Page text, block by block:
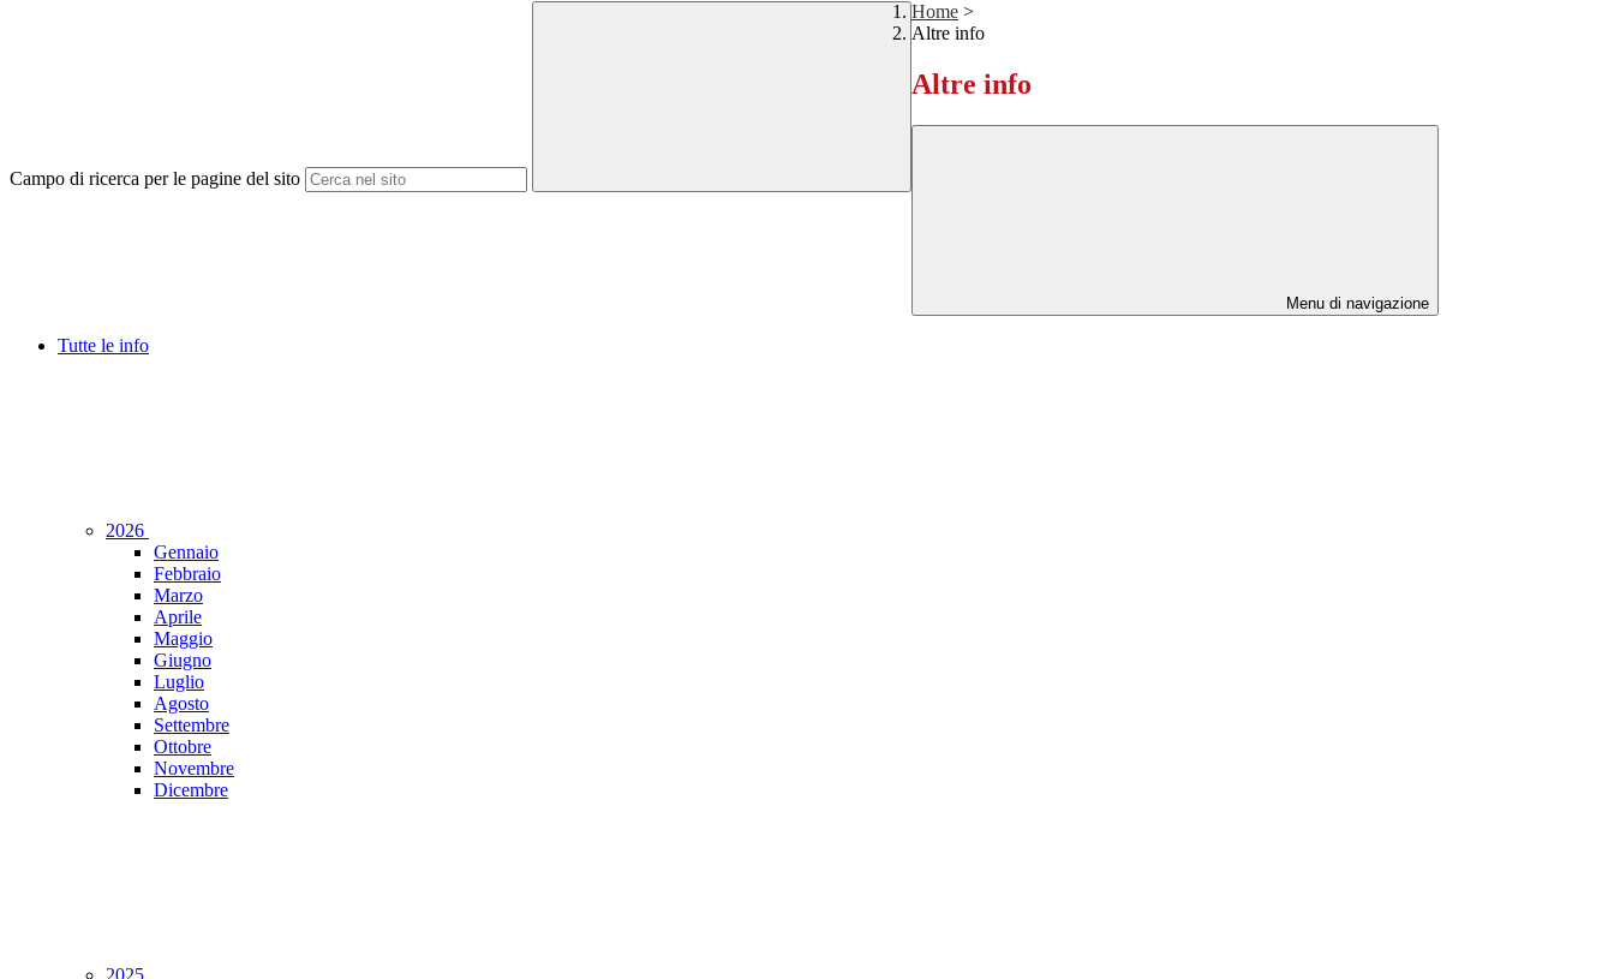
Campo di ricerca per le pagine del sito
Home >
Altre info
Altre info
Menu di navigazione
Tutte le info
2026
Gennaio
Febbraio
Marzo
Aprile
Maggio
Giugno
Luglio
Agosto
Settembre
Ottobre
Novembre
Dicembre